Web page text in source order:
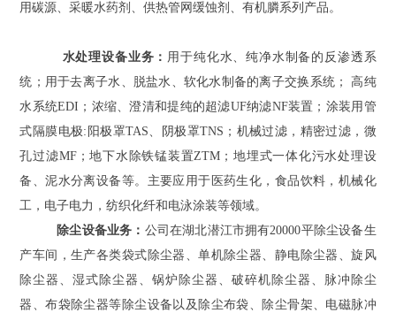
用碳源、采暖水药剂、供热管网缓蚀剂、有机膦系列产品。
水处理设备业务： 用于纯化水、纯净水制备的反渗透系
统；用于去离子水、脱盐水、软化水制备的离子交换系统； 高纯
水系统EDI；浓缩、澄清和提纯的超滤UF纳滤NF装置；涂装用管
式隔膜电极:阳极罩TAS、阴极罩TNS；机械过滤，精密过滤，微
孔过滤MF；地下水除铁锰装置ZTM；地埋式一体化污水处理设
备、泥水分离设备等。主要应用于医药生化，食品饮料，机械化
工，电子电力，纺织化纤和电泳涂装等领域。
除尘设备业务： 公司在湖北潜江市拥有20000平除尘设备生
产车间，生产各类袋式除尘器、单机除尘器、静电除尘器、旋风
除尘器、湿式除尘器、锅炉除尘器、破碎机除尘器、脉冲除尘
器、布袋除尘器等除尘设备以及除尘布袋、除尘骨架、电磁脉冲